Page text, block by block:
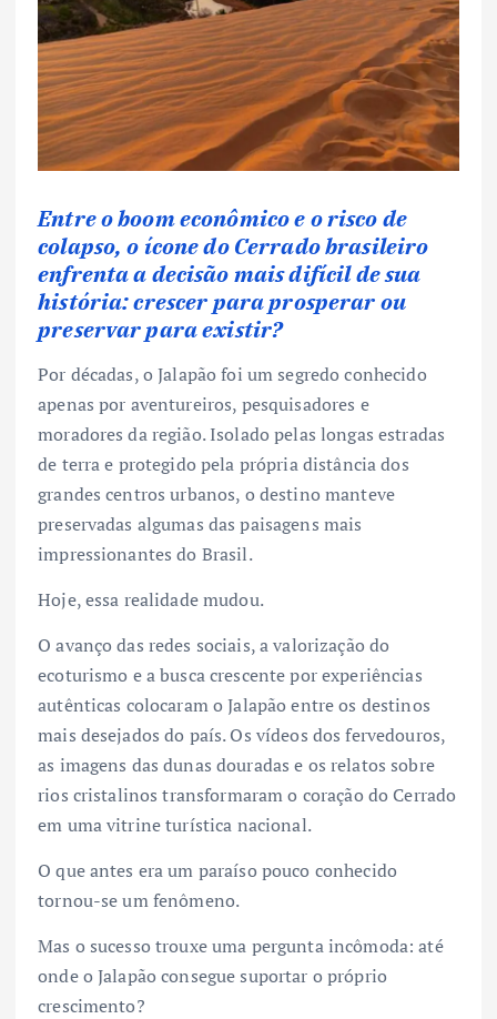
Entre o boom econômico e o risco de
colapso, o ícone do Cerrado brasileiro
enfrenta a decisão mais difícil de sua
história: crescer para prosperar ou
preservar para existir?
Por décadas, o Jalapão foi um segredo conhecido
apenas por aventureiros, pesquisadores e
moradores da região. Isolado pelas longas estradas
de terra e protegido pela própria distância dos
grandes centros urbanos, o destino manteve
preservadas algumas das paisagens mais
impressionantes do Brasil.
Hoje, essa realidade mudou.
O avanço das redes sociais, a valorização do
ecoturismo e a busca crescente por experiências
autênticas colocaram o Jalapão entre os destinos
mais desejados do país. Os vídeos dos fervedouros,
as imagens das dunas douradas e os relatos sobre
rios cristalinos transformaram o coração do Cerrado
em uma vitrine turística nacional.
O que antes era um paraíso pouco conhecido
tornou-se um fenômeno.
Mas o sucesso trouxe uma pergunta incômoda: até
onde o Jalapão consegue suportar o próprio
crescimento?